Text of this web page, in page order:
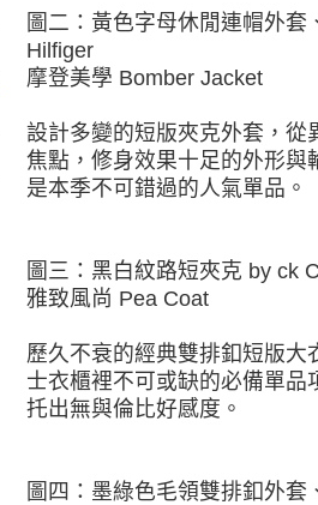
圖二：黃色字母休閒連帽外
Hilfiger
摩登美學 Bomber Jacket
設計多變的短版夾克外套，從
焦點，修身效果十足的外形與
是本季不可錯過的人氣單品。
圖三：黑白紋路短夾克 by ck
雅致風尚 Pea Coat
歷久不衰的經典雙排釦短版
士衣櫃裡不可或缺的必備單
托出無與倫比好感度。
圖四：墨綠色毛領雙排釦外